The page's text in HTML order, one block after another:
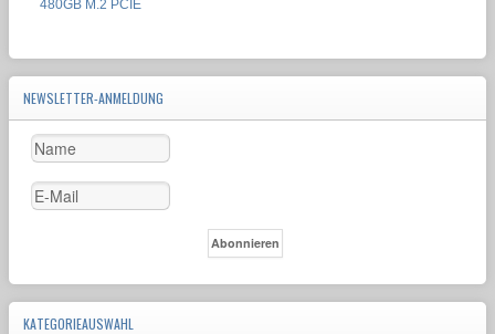
NEWSLETTER-ANMELDUNG
KATEGORIEAUSWAHL